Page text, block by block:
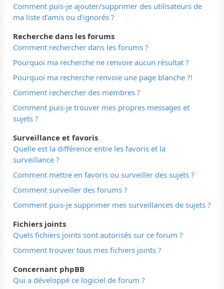
Comment puis-je ajouter/supprimer des utilisateurs de
ma liste d’amis ou d’ignorés ?
Recherche dans les forums
Comment rechercher dans les forums ?
Pourquoi ma recherche ne renvoie aucun résultat ?
Pourquoi ma recherche renvoie une page blanche ?!
Comment rechercher des membres ?
Comment puis-je trouver mes propres messages et
sujets ?
Surveillance et favoris
Quelle est la différence entre les favoris et la
surveillance ?
Comment mettre en favoris ou surveiller des sujets ?
Comment surveiller des forums ?
Comment puis-je supprimer mes surveillances de sujets ?
Fichiers joints
Quels fichiers joints sont autorisés sur ce forum ?
Comment trouver tous mes fichiers joints ?
Concernant phpBB
Qui a développé ce logiciel de forum ?